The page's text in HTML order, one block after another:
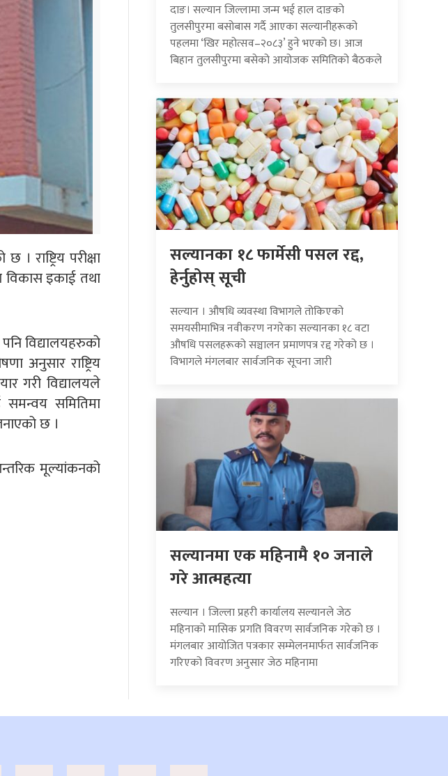
परीक्षा
विकास इकाई तथा
विद्यालयहरुको
अनुसार राष्ट्रिय
गरी विद्यालयले
समन्वय समितिमा
छ ।
मूल्यांकनको
दाङ। सल्यान जिल्लामा जन्म भई हाल दाङको
तुलसीपुरमा बसोबास गर्दै आएका सल्यानीहरूको
पहलमा ‘खिर महोत्सव–२०८३’ हुने भएको छ। आज
बिहान तुलसीपुरमा बसेको आयोजक समितिको बैठकले
सल्यानका १८ फार्मेसी पसल रद्द,
हेर्नुहोस् सूची
सल्यान । औषधि व्यवस्था विभागले तोकिएको
समयसीमाभित्र नवीकरण नगरेका सल्यानका १८ वटा
औषधि पसलहरूको सञ्चालन प्रमाणपत्र रद्द गरेको छ ।
विभागले मंगलबार सार्वजनिक सूचना जारी
सल्यानमा एक महिनामै १० जनाले
गरे आत्महत्या
सल्यान । जिल्ला प्रहरी कार्यालय सल्यानले जेठ
महिनाको मासिक प्रगति विवरण सार्वजनिक गरेको छ ।
मंगलबार आयोजित पत्रकार सम्मेलनमार्फत सार्वजनिक
गरिएको विवरण अनुसार जेठ महिनामा